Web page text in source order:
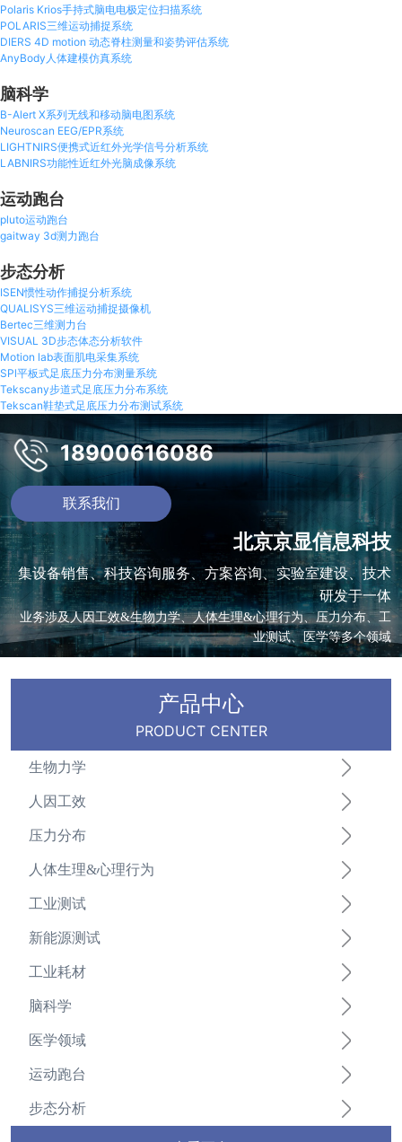
Polaris Krios手持式脑电电极定位扫描系统
POLARIS三维运动捕捉系统
DIERS 4D motion 动态脊柱测量和姿势评估系统
AnyBody人体建模仿真系统
脑科学
B-Alert X系列无线和移动脑电图系统
Neuroscan EEG/EPR系统
LIGHTNIRS便携式近红外光学信号分析系统
LABNIRS功能性近红外光脑成像系统
运动跑台
pluto运动跑台
gaitway 3d测力跑台
步态分析
ISEN惯性动作捕捉分析系统
QUALISYS三维运动捕捉摄像机
Bertec三维测力台
VISUAL 3D步态体态分析软件
Motion lab表面肌电采集系统
SPl平板式足底压力分布测量系统
Tekscany步道式足底压力分布系统
Tekscan鞋垫式足底压力分布测试系统
18900616086
联系我们
北京京显信息科技
集设备销售、科技咨询服务、方案咨询、实验室建设、技术
研发于一体
业务涉及人因工效&生物力学、人体生理&心理行为、压力分布、工
业测试、医学等多个领域
产品中心
PRODUCT CENTER
生物力学
人因工效
压力分布
人体生理&心理行为
工业测试
新能源测试
工业耗材
脑科学
医学领域
运动跑台
步态分析